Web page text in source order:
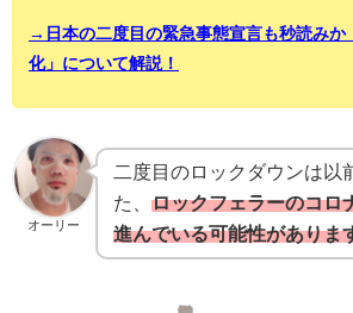
→日本の二度目の緊急事態宣言も秒読みか
化」について解説！
オーリー
二度目のロックダウンは以
た、 ロックフェラーのコロ
進んでいる可能性がありま